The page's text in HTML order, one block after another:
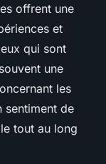
offrent une
et
qui sont
une
les
sentiment de
tout au long